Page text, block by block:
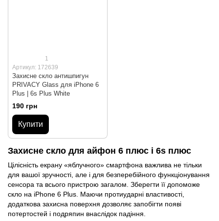
1
Артикул: 172639
Захисне скло антишпигун
PRIVACY Glass для iPhone 6
Plus | 6s Plus White
190 грн
Купити
Захисне скло для айфон 6 плюс і 6s плюс
Цілісність екрану «яблучного» смартфона важлива не тільки
для вашої зручності, але і для безперебійного функціонування
сенсора та всього пристрою загалом. Зберегти її допоможе
скло на iPhone 6 Plus. Маючи протиударні властивості,
додаткова захисна поверхня дозволяє запобігти появі
потертостей і подряпин внаслідок падіння.